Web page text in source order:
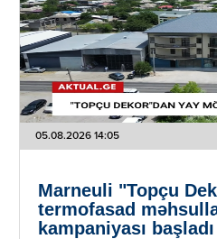
05.08.2026 14:05
Marneuli "Topçu
termofasad
kampaniyası